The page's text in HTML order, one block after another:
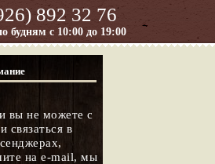
892 32 76
будням с 10:00 до 19:00
вы не можете с
связаться в
на e-mail, мы